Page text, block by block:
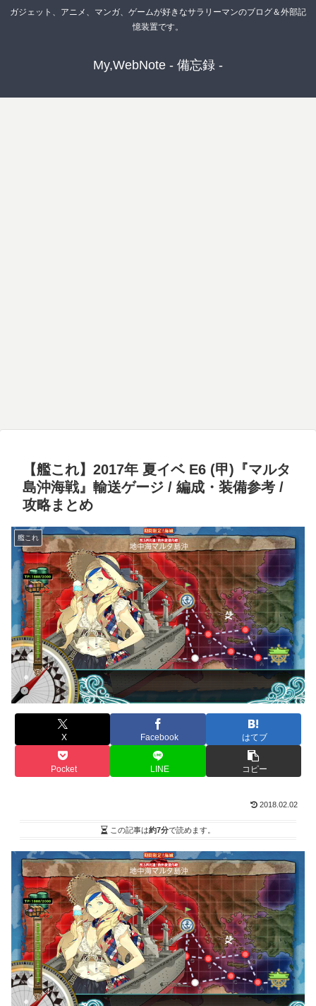
ガジェット、アニメ、マンガ、ゲームが好きなサラリーマンのブログ＆外部記
憶装置です。
My,WebNote - 備忘録 -
【艦これ】2017年 夏イベ E6 (甲)『マルタ
島沖海戦』輸送ゲージ / 編成・装備参考 /
攻略まとめ
艦これ
X Facebook はてブ
Pocket LINE コピー
2018.02.02
この記事は約7分で読めます。